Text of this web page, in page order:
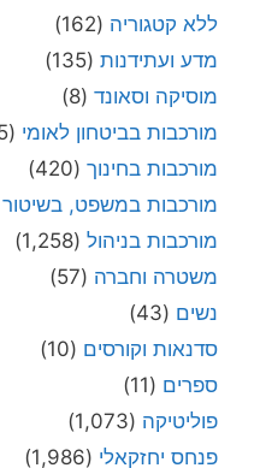
ללא קטגוריה (162)
מדע ועתידנות (135)
מוסיקה וסאונד (8)
מורכבות בביטחון לאומי (4,505)
מורכבות בחינוך (420)
מורכבות במשפט, בשיטור
מורכבות בניהול (1,258)
משטרה וחברה (57)
נשים (43)
סדנאות וקורסים (10)
ספרים (11)
פוליטיקה (1,073)
פנחס יחזקאלי (1,986)